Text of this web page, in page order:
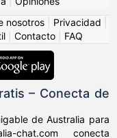
nosotros Privacidad
Contacto FAQ
– Conecta de
de Australia para
chat.com conecta